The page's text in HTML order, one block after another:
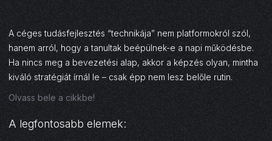
A céges tudásfejlesztés “technikája” nem platformokról szól,
hanem arról, hogy a tanultak beépülnek-e a napi működésbe.
Ha nincs meg a bevezetési alap, akkor a képzés olyan, mintha
kiváló stratégiát írnál le – csak épp nem lesz belőle rutin.
Olvass bele a cikkbe!
A legfontosabb elemek: